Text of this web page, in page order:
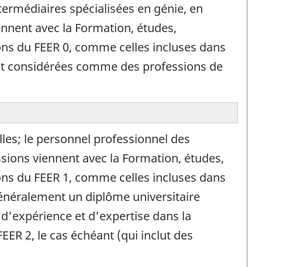
spécialisées en génie, en
avec la Formation, études,
du FEER 0, comme celles incluses dans
considérées comme des professions de
le personnel professionnel des
viennent avec la Formation, études,
du FEER 1, comme celles incluses dans
un diplôme universitaire
et d'expertise dans la
2, le cas échéant (qui inclut des